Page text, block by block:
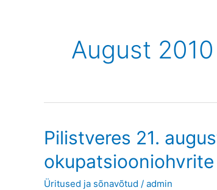
August 2010
Pilistveres 21.
Üritused ja sõnavõtud / admin